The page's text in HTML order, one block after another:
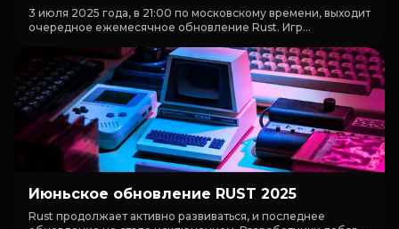
3 июля 2025 года, в 21:00 по московскому времени, выходит
очередное ежемесячное обновление Rust. Игр...
Июньское обновление RUST 2025
Rust продолжает активно развиваться, и последнее